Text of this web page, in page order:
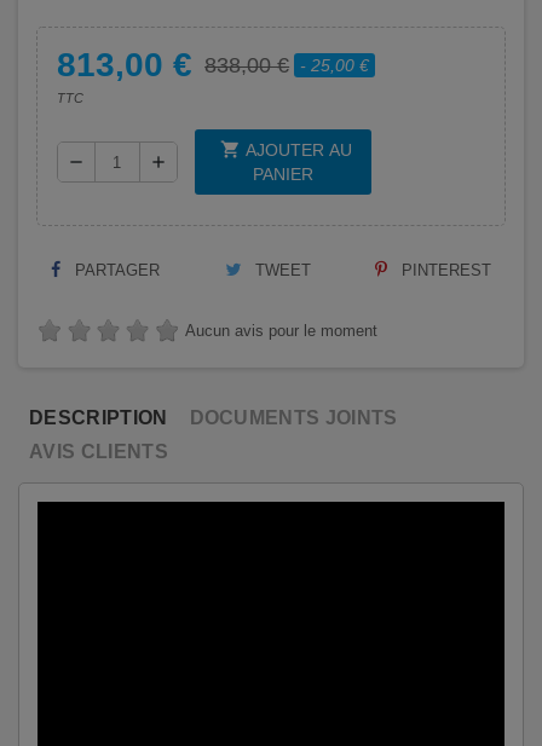
813,00 € 838,00 € - 25,00 €
TTC
remove add
shopping_cart AJOUTER AU
PANIER
PARTAGER TWEET PINTEREST
Aucun avis pour le moment
DESCRIPTION
DOCUMENTS JOINTS
AVIS CLIENTS